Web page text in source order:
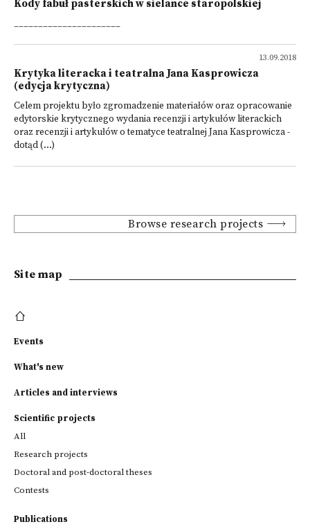
Kody fabuł pasterskich w sielance staropolskiej
______________________
13.09.2018
Krytyka literacka i teatralna Jana Kasprowicza
(edycja krytyczna)
Celem projektu było zgromadzenie materiałów oraz opracowanie
edytorskie krytycznego wydania recenzji i artykułów literackich
oraz recenzji i artykułów o tematyce teatralnej Jana Kasprowicza -
dotąd (...)
Browse research projects
Site map
Events
What's new
Articles and interviews
Scientific projects
All
Research projects
Doctoral and post-doctoral theses
Contests
Publications